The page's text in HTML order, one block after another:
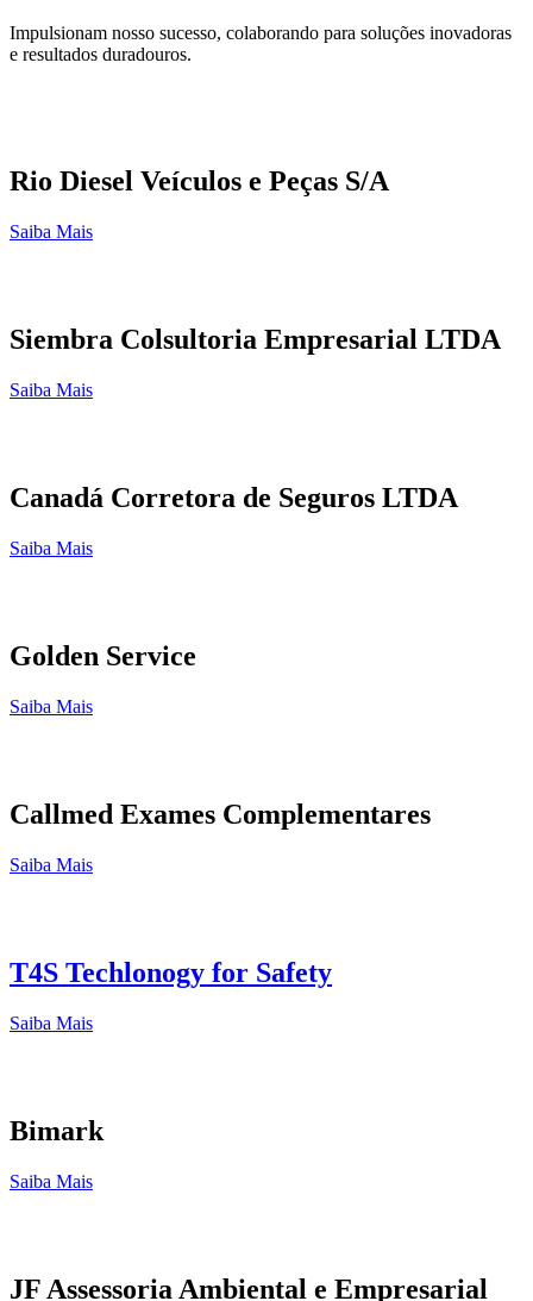
Impulsionam nosso sucesso, colaborando para soluções inovadoras
e resultados duradouros.
Rio Diesel Veículos e Peças S/A
Saiba Mais
Siembra Colsultoria Empresarial LTDA
Saiba Mais
Canadá Corretora de Seguros LTDA
Saiba Mais
Golden Service
Saiba Mais
Callmed Exames Complementares
Saiba Mais
T4S Techlonogy for Safety
Saiba Mais
Bimark
Saiba Mais
JF Assessoria Ambiental e Empresarial